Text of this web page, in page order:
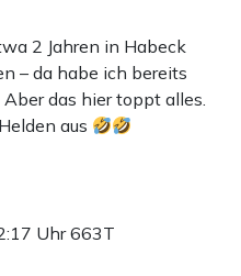
2 Jahren in Habeck
– da habe ich bereits
das hier toppt alles.
aus
Uhr663T